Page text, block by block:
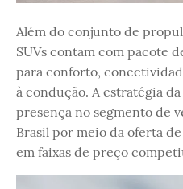
Além do conjunto de
SUVs contam com pacote
para conforto,
à condução. A estratégia
presença no segmento de
Brasil por meio da oferta
em faixas de preço